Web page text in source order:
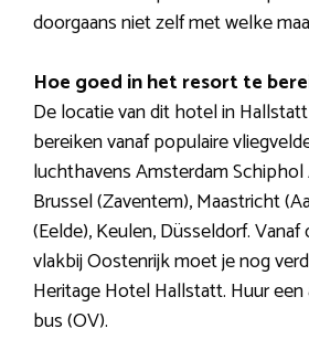
doorgaans niet zelf met welke
Hoe goed in het resort te
De locatie van dit hotel in
bereiken vanaf populaire
luchthavens Amsterdam
Brussel (Zaventem), Maastricht
(Eelde), Keulen, Düsseldorf.
vlakbij Oostenrijk moet je nog
Heritage Hotel Hallstatt. Huur
bus (OV).